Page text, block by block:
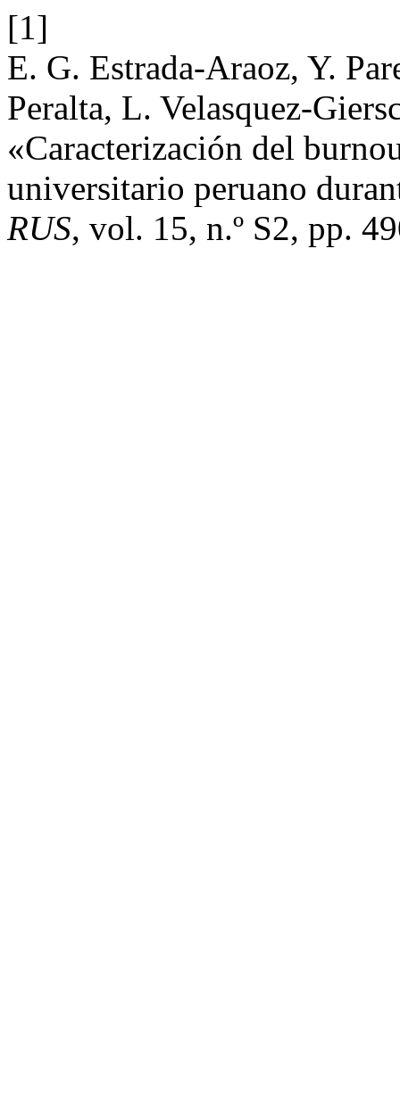
[1]
E. G. Estrada-Araoz, Y.
Peralta, L. Velasquez-
«Caracterización del
universitario peruano
RUS, vol. 15, n.º S2, pp.